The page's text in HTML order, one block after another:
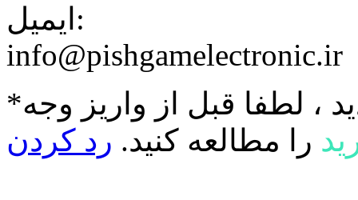
ایمیل:
info@pishgamelectronic.ir
، لطفا قبل از واریز وجه
را مطالعه کنید. رد کردن